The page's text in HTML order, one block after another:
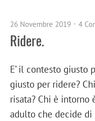
26 Novembre 2019 4
Ridere.
E’ il contesto giusto
giusto per ridere?
risata? Chi è intorno
adulto che decide